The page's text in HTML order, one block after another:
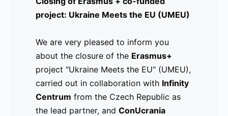
project: Ukraine Meets the EU (UMEU)
We are very pleased to inform you
about the closure of the Erasmus+
project "Ukraine Meets the EU" (UMEU),
carried out in collaboration with Infinity
Centrum from the Czech Republic as
the lead partner, and ConUcrania
Digital Booster – Herramientas para el
Un Impulso digital para tu vida
La Educación de Adultos en el municipio
de Gagnef, Suecia, en colaboración con
la Asociación Building Bridges en
Meets the EU (UMEU)
Es con mucha alegría que les
informamos sobre el cierre del proyecto
Erasmus+ "Ukraine Meets the EU"
(UMEU), llevado a cabo junto con
Infinity Centrum, de la República
Checa, como socio principal, yla